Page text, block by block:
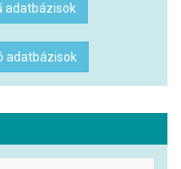
adatbázisok
adatbázisok